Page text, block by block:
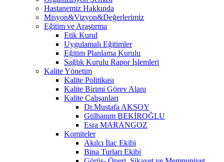
Hastanemiz Hakkında
Misyon&Vizyon&Değerlerimiz
Eğitim ve Araştırma
Etik Kurul
Uygulamalı Eğitimler
Eğitim Planlama Kurulu
Sağlık Kurulu Rapor İşlemleri
Kalite Yönetim
Kalite Politikası
Kalite Birimi Görev Alanı
Kalite Çalışanları
Dr.Mustafa AKSOY
Gülhanım BEKİROĞLU
Esra MARANGOZ
Komiteler
Akılcı İlaç Ekibi
Bina Turları Ekibi